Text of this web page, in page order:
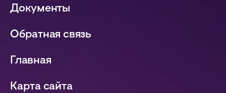
Документы
Обратная связь
Главная
Карта сайта